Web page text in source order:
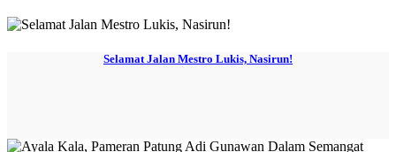
Selamat Jalan Mestro Lukis, Nasirun!